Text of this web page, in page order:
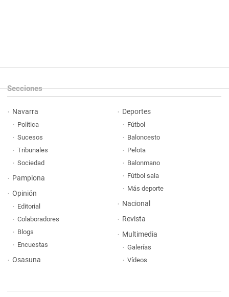
Secciones
Navarra
Política
Sucesos
Tribunales
Sociedad
Pamplona
Opinión
Editorial
Colaboradores
Blogs
Encuestas
Osasuna
Deportes
Fútbol
Baloncesto
Pelota
Balonmano
Fútbol sala
Más deporte
Nacional
Revista
Multimedia
Galerías
Vídeos